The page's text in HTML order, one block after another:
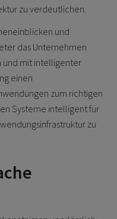
zu verdeutlichen.
und
das Unternehmen
und mit intelligenter
einen
zum richtigen
Systeme intelligent für
zu